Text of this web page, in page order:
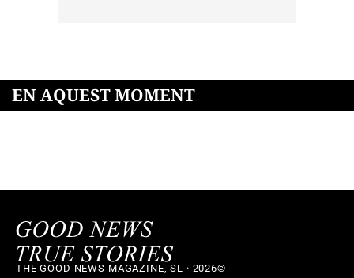
EN AQUEST MOMENT
THE GOOD NEWS MAGAZINE, SL · 2026©